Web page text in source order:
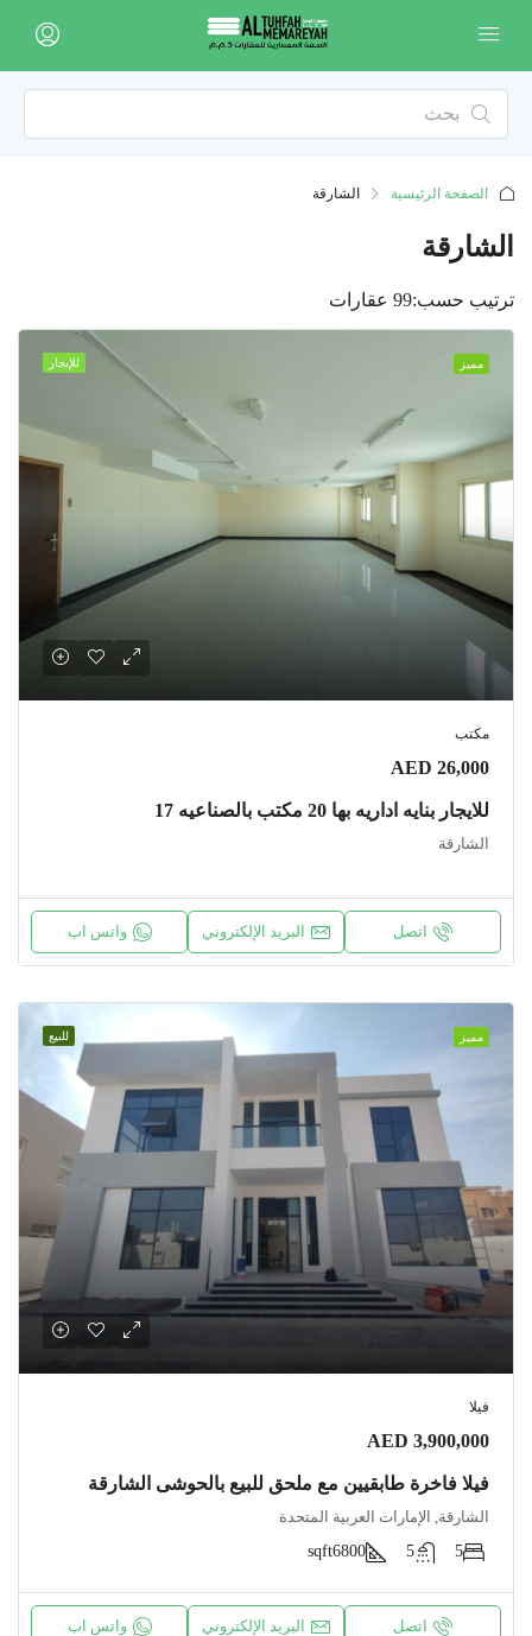
الصفحة الرئيسية الشارقة
الشارقة
99 عقاراتترتيب حسب:
مميز للإيجار
مكتب
AED 26,000
للايجار بنايه اداريه بها 20 مكتب بالصناعيه 17
الشارقة
اتصل البريد الإلكتروني واتس اب
مميز للبيع
فيلا
AED 3,900,000
فيلا فاخرة طابقيين مع ملحق للبيع بالحوشى الشارقة
الشارقة, الإمارات العربية المتحدة
5
5
6800
sqft
اتصل البريد الإلكتروني واتس اب